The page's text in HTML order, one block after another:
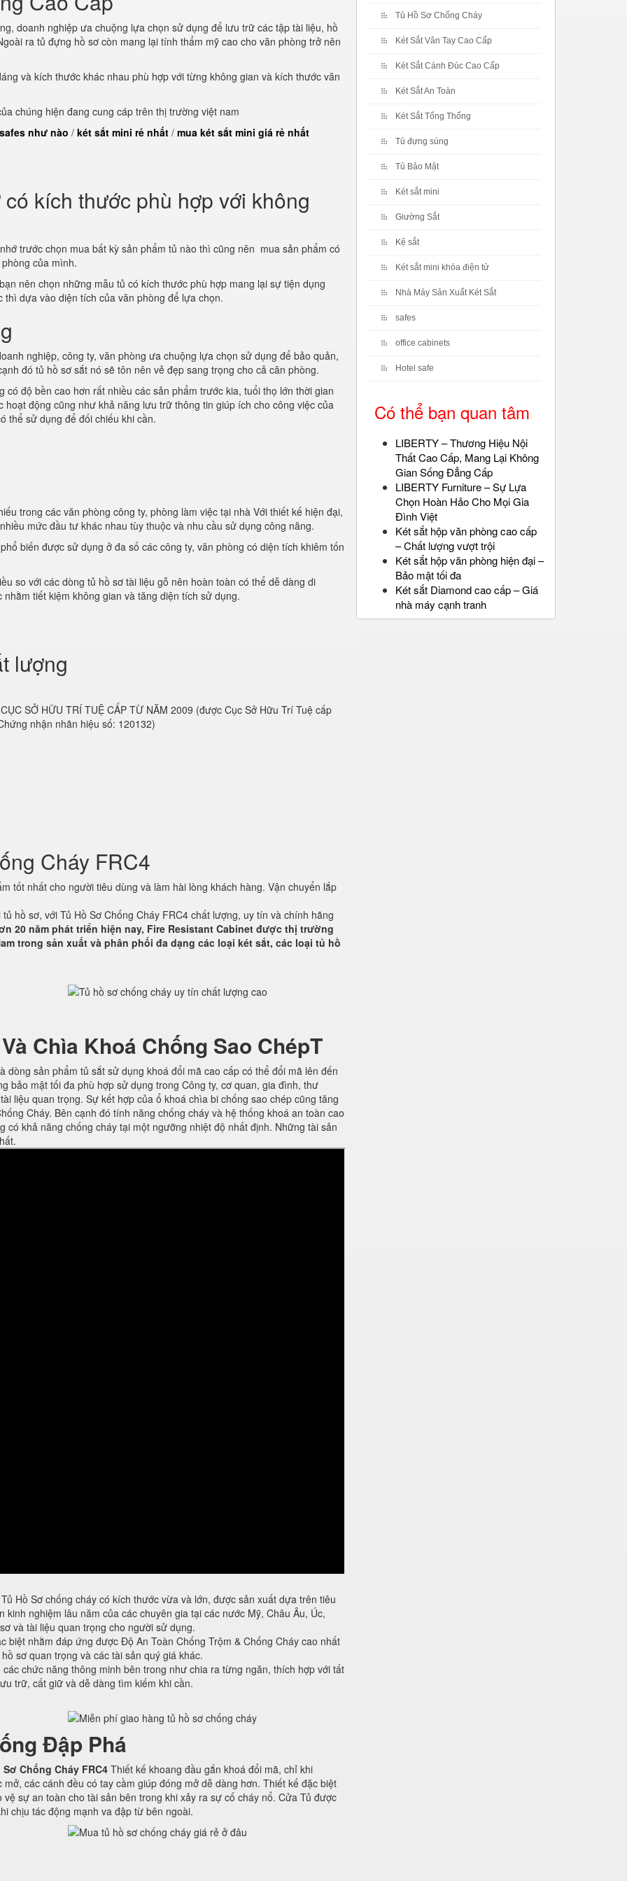
doanh nghiệp ưa chuộng lựa chọn sử dụng để lưu trữ các tập tài liệu, hồ
ra tủ đựng hồ sơ còn mang lại tính thẩm mỹ cao cho văn phòng trở nên
và kích thước khác nhau phù hợp với từng không gian và kích thước văn
chúng hiện đang cung cáp trên thị trường việt nam
như nào / két sắt mini rẻ nhất / mua két sắt mini giá rẻ nhất
kích thước phù hợp với không
trước chọn mua bất kỳ sản phẩm tủ nào thì cũng nên mua sản phẩm có
của mình.
nên chọn những mẫu tủ có kích thước phù hợp mang lại sự tiện dụng
dựa vào diện tích của văn phòng để lựa chọn.
nghiệp, công ty, văn phòng ưa chuộng lựa chọn sử dụng để bảo quản,
đó tủ hồ sơ sắt nó sẽ tôn nên vẻ đẹp sang trọng cho cả căn phòng.
có độ bền cao hơn rất nhiều các sản phẩm trước kia, tuổi thọ lớn thời gian
động cũng như khả năng lưu trữ thông tin giúp ích cho công việc của
thể sử dụng để đối chiếu khi cần.
trong các văn phòng công ty, phòng làm việc tại nhà Với thiết kế hiện đại,
mức đầu tư khác nhau tùy thuộc và nhu cầu sử dụng công năng.
biến được sử dụng ở đa số các công ty, văn phòng có diện tích khiêm tốn
so với các dòng tủ hồ sơ tài liệu gỗ nên hoàn toàn có thể dễ dàng di
tiết kiệm không gian và tăng diện tích sử dụng.
lượng
SỞ HỮU TRÍ TUỆ CẤP TỪ NĂM 2009 (được Cục Sở Hữu Trí Tuệ cấp
nhận nhãn hiệu số: 120132)
Cháy FRC4
tốt nhất cho người tiêu dùng và làm hài lòng khách hàng. Vận chuyển lắp
hồ sơ, với Tủ Hồ Sơ Chống Cháy FRC4 chất lượng, uy tín và chính hãng
20 năm phát triển hiện nay, Fire Resistant Cabinet được thị trường
trong sản xuất và phân phối đa dạng các loại két sắt, các loại tủ hồ
Chìa Khoá Chống Sao ChépT
dòng sản phẩm tủ sắt sử dụng khoá đổi mã cao cấp có thể đổi mã lên đến
bảo mật tối đa phù hợp sử dụng trong Công ty, cơ quan, gia đình, thư
liệu quan trọng. Sự kết hợp của ổ khoá chìa bi chống sao chép cũng tăng
Cháy. Bên cạnh đó tính năng chống cháy và hệ thống khoá an toàn cao
khả năng chống cháy tại một ngưỡng nhiệt độ nhất định. Những tài sản
Hồ Sơ chống cháy có kích thước vừa và lớn, được sản xuất dựa trên tiêu
kinh nghiệm lâu năm của các chuyên gia tại các nước Mỹ, Châu Âu, Úc,
và tài liệu quan trọng cho người sử dụng.
nhằm đáp ứng được Độ An Toàn Chống Trộm & Chống Cháy cao nhất
sơ quan trọng và các tài sản quý giá khác.
chức năng thông minh bên trong như chia ra từng ngăn, thích hợp với tất
trữ, cất giữ và dễ dàng tìm kiếm khi cần.
Đập Phá
Chống Cháy FRC4 Thiết kế khoang đầu gắn khoá đổi mã, chỉ khi
các cánh đều có tay cầm giúp đóng mở dễ dàng hơn. Thiết kế đặc biệt
sự an toàn cho tài sản bên trong khi xảy ra sự cố cháy nổ. Cửa Tủ được
chịu tác động mạnh va đập từ bên ngoài.
Tủ Hồ Sơ Chống Cháy
Két Sắt Vân Tay Cao Cấp
Két Sắt Cánh Đúc Cao Cấp
Két Sắt An Toàn
Két Sắt Tổng Thống
Tủ đựng súng
Tủ Bảo Mật
Két sắt mini
Giường Sắt
Kệ sắt
Két sắt mini khóa điện tử
Nhà Máy Sản Xuất Két Sắt
safes
office cabinets
Hotel safe
Có thể bạn quan tâm
LIBERTY – Thương Hiệu Nội
Thất Cao Cấp, Mang Lại Không
Gian Sống Đẳng Cấp
LIBERTY Furniture – Sự Lựa
Chọn Hoàn Hảo Cho Mọi Gia
Đình Việt
Két sắt hộp văn phòng cao cấp
– Chất lượng vượt trội
Két sắt hộp văn phòng hiện đại –
Bảo mật tối đa
Két sắt Diamond cao cấp – Giá
nhà máy cạnh tranh